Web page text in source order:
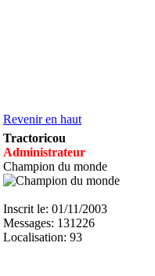
Revenir en haut
Tractoricou
Administrateur
Champion du monde
Inscrit le: 01/11/2003
Messages: 131226
Localisation: 93